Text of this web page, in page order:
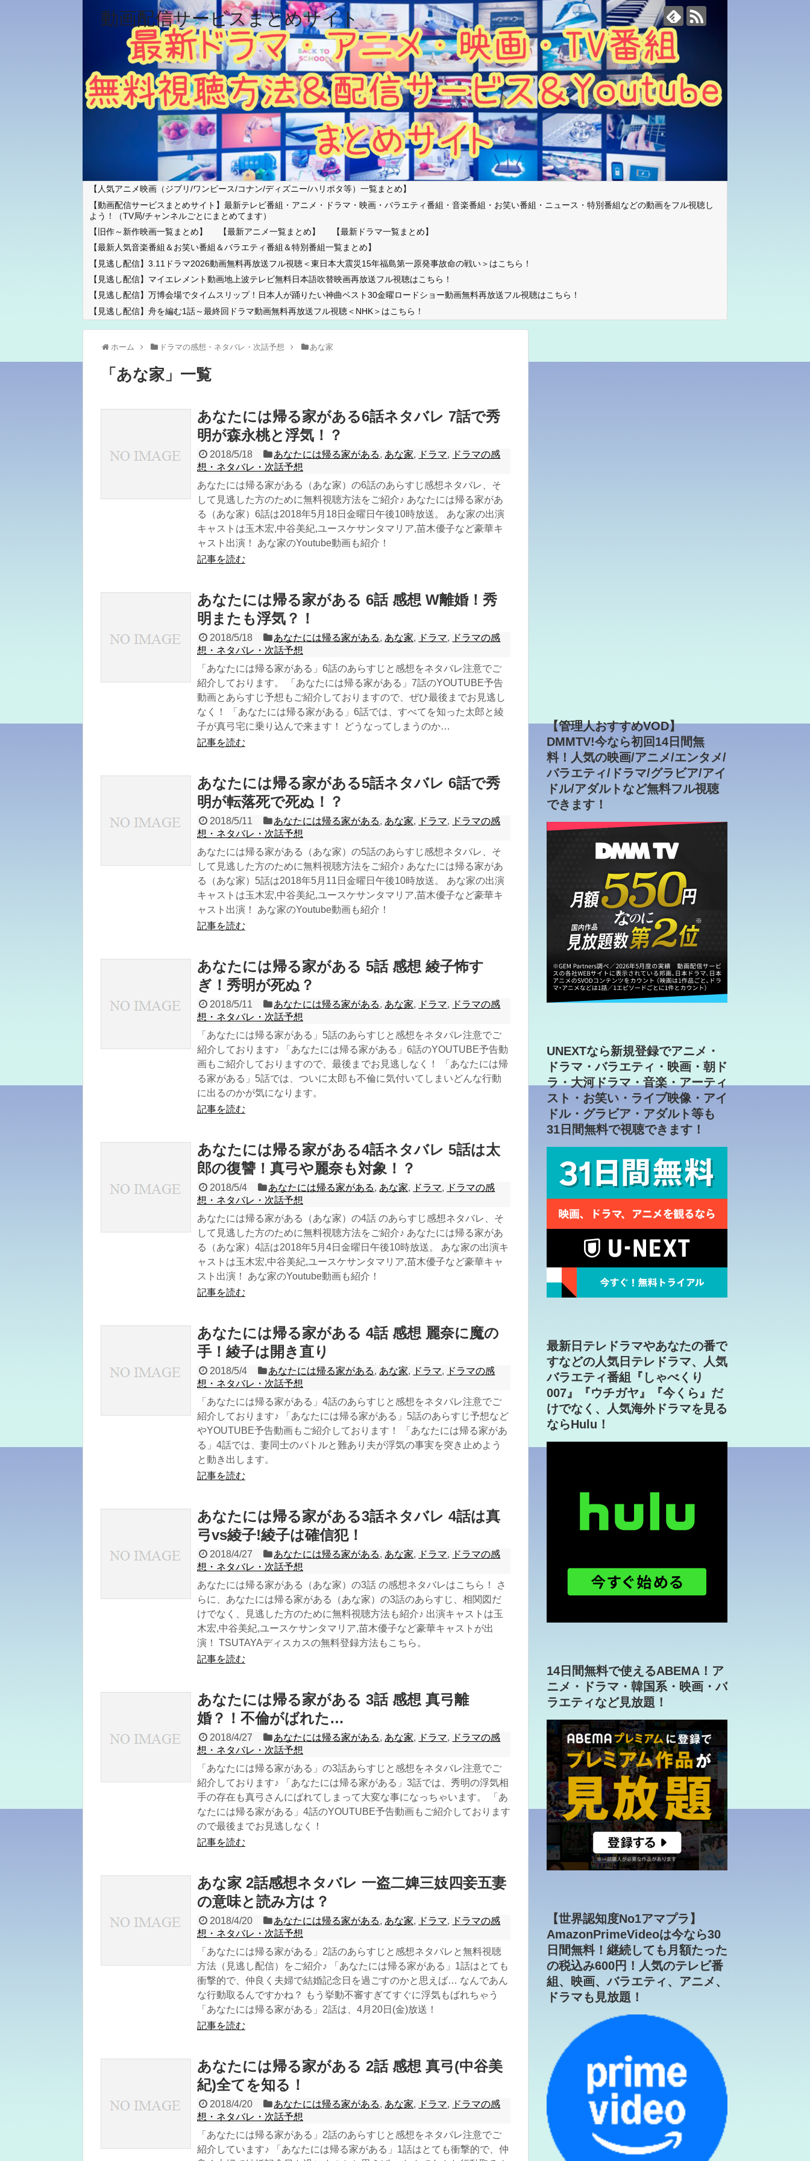
動画配信サービスまとめサイト
【人気アニメ映画（ジブリ/ワンピース/コナン/ディズニー/ハリポタ等）一覧まとめ】
【動画配信サービスまとめサイト】最新テレビ番組・アニメ・ドラマ・映画・バラエティ番組・音楽番組・お笑い番組・ニュース・特別番組などの動画をフル視聴し
よう！（TV局/チャンネルごとにまとめてます）
【旧作～新作映画一覧まとめ】
【最新アニメ一覧まとめ】
【最新ドラマ一覧まとめ】
【最新人気音楽番組＆お笑い番組＆バラエティ番組＆特別番組一覧まとめ】
【見逃し配信】3.11ドラマ2026動画無料再放送フル視聴＜東日本大震災15年福島第一原発事故命の戦い＞はこちら！
【見逃し配信】マイエレメント動画地上波テレビ無料日本語吹替映画再放送フル視聴はこちら！
【見逃し配信】万博会場でタイムスリップ！日本人が踊りたい神曲ベスト30金曜ロードショー動画無料再放送フル視聴はこちら！
【見逃し配信】舟を編む1話～最終回ドラマ動画無料再放送フル視聴＜NHK＞はこちら！
ホーム ドラマの感想・ネタバレ・次話予想 あな家
「 あな家」 一覧
あなたには帰る家がある6話ネタバレ 7話で秀
明が森永桃と浮気！？
2018/5/18 あなたには帰る家がある, あな家, ドラマ, ドラマの感
想・ネタバレ・次話予想
あなたには帰る家がある（あな家）の6話のあらすじ感想ネタバレ、そ
して見逃した方のために無料視聴方法をご紹介♪ あなたには帰る家があ
る（あな家）6話は2018年5月18日金曜日午後10時放送。 あな家の出演
キャストは玉木宏,中谷美紀,ユースケサンタマリア,苗木優子など豪華キ
ャスト出演！ あな家のYoutube動画も紹介！
記事を読む
あなたには帰る家がある 6話 感想 W離婚！秀
明またも浮気？！
2018/5/18 あなたには帰る家がある, あな家, ドラマ, ドラマの感
想・ネタバレ・次話予想
「あなたには帰る家がある」6話のあらすじと感想をネタバレ注意でご
紹介しております。 「あなたには帰る家がある」7話のYOUTUBE予告
動画とあらすじ予想もご紹介しておりますので、ぜひ最後までお見逃し
なく！ 「あなたには帰る家がある」6話では、すべてを知った太郎と綾
子が真弓宅に乗り込んで来ます！ どうなってしまうのか…
記事を読む
あなたには帰る家がある5話ネタバレ 6話で秀
明が転落死で死ぬ！？
2018/5/11 あなたには帰る家がある, あな家, ドラマ, ドラマの感
想・ネタバレ・次話予想
あなたには帰る家がある（あな家）の5話のあらすじ感想ネタバレ、そ
して見逃した方のために無料視聴方法をご紹介♪ あなたには帰る家があ
る（あな家）5話は2018年5月11日金曜日午後10時放送。 あな家の出演
キャストは玉木宏,中谷美紀,ユースケサンタマリア,苗木優子など豪華キ
ャスト出演！ あな家のYoutube動画も紹介！
記事を読む
あなたには帰る家がある 5話 感想 綾子怖す
ぎ！秀明が死ぬ？
2018/5/11 あなたには帰る家がある, あな家, ドラマ, ドラマの感
想・ネタバレ・次話予想
「あなたには帰る家がある」5話のあらすじと感想をネタバレ注意でご
紹介しております♪ 「あなたには帰る家がある」6話のYOUTUBE予告動
画もご紹介しておりますので、最後までお見逃しなく！ 「あなたには帰
る家がある」5話では、ついに太郎も不倫に気付いてしまいどんな行動
に出るのかが気になります。
記事を読む
あなたには帰る家がある4話ネタバレ 5話は太
郎の復讐！真弓や麗奈も対象！？
2018/5/4 あなたには帰る家がある, あな家, ドラマ, ドラマの感
想・ネタバレ・次話予想
あなたには帰る家がある（あな家）の4話 のあらすじ感想ネタバレ、そ
して見逃した方のために無料視聴方法をご紹介♪ あなたには帰る家があ
る（あな家）4話は2018年5月4日金曜日午後10時放送。 あな家の出演キ
ャストは玉木宏,中谷美紀,ユースケサンタマリア,苗木優子など豪華キャ
スト出演！ あな家のYoutube動画も紹介！
記事を読む
あなたには帰る家がある 4話 感想 麗奈に魔の
手！綾子は開き直り
2018/5/4 あなたには帰る家がある, あな家, ドラマ, ドラマの感
想・ネタバレ・次話予想
「あなたには帰る家がある」4話のあらすじと感想をネタバレ注意でご
紹介しております♪ 「あなたには帰る家がある」5話のあらすじ予想など
やYOUTUBE予告動画もご紹介しております！ 「あなたには帰る家があ
る」4話では、妻同士のバトルと難あり夫が浮気の事実を突き止めよう
と動き出します。
記事を読む
あなたには帰る家がある3話ネタバレ 4話は真
弓vs綾子!綾子は確信犯！
2018/4/27 あなたには帰る家がある, あな家, ドラマ, ドラマの感
想・ネタバレ・次話予想
あなたには帰る家がある（あな家）の3話 の感想ネタバレはこちら！ さ
らに、あなたには帰る家がある（あな家）の3話のあらすじ、相関図だ
けでなく、見逃した方のために無料視聴方法も紹介♪ 出演キャストは玉
木宏,中谷美紀,ユースケサンタマリア,苗木優子など豪華キャストが出
演！ TSUTAYAディスカスの無料登録方法もこちら。
記事を読む
あなたには帰る家がある 3話 感想 真弓離
婚？！不倫がばれた…
2018/4/27 あなたには帰る家がある, あな家, ドラマ, ドラマの感
想・ネタバレ・次話予想
「あなたには帰る家がある」の3話あらすじと感想をネタバレ注意でご
紹介しております♪ 「あなたには帰る家がある」3話では、秀明の浮気相
手の存在も真弓さんにばれてしまって大変な事になっちゃいます。 「あ
なたには帰る家がある」4話のYOUTUBE予告動画もご紹介しております
ので最後までお見逃しなく！
記事を読む
あな家 2話感想ネタバレ 一盗二婢三妓四妾五妻
の意味と読み方は？
2018/4/20 あなたには帰る家がある, あな家, ドラマ, ドラマの感
想・ネタバレ・次話予想
「あなたには帰る家がある」2話のあらすじと感想ネタバレと無料視聴
方法（見逃し配信）をご紹介♪ 「あなたには帰る家がある」1話はとても
衝撃的で、仲良く夫婦で結婚記念日を過ごすのかと思えば… なんであん
な行動取るんですかね？ もう挙動不審すぎてすぐに浮気もばれちゃう
「あなたには帰る家がある」2話は、4月20日(金)放送！
記事を読む
あなたには帰る家がある 2話 感想 真弓(中谷美
紀)全てを知る！
2018/4/20 あなたには帰る家がある, あな家, ドラマ, ドラマの感
想・ネタバレ・次話予想
「あなたには帰る家がある」2話のあらすじと感想をネタバレ注意でご
紹介しています♪ 「あなたには帰る家がある」1話はとても衝撃的で、仲
【管理人おすすめVOD】
DMMTV!今なら初回14日間無
料！人気の映画/アニメ/エンタメ/
バラエティ/ドラマ/グラビア/アイ
ドル/アダルトなど無料フル視聴
できます！
UNEXTなら新規登録でアニメ・
ドラマ・バラエティ・映画・朝ド
ラ・大河ドラマ・音楽・アーティ
スト・お笑い・ライブ映像・アイ
ドル・グラビア・アダルト等も
31日間無料で視聴できます！
最新日テレドラマやあなたの番で
すなどの人気日テレドラマ、人気
バラエティ番組『しゃべくり
007』『ウチガヤ』『今くら』だ
けでなく、人気海外ドラマを見る
ならHulu！
14日間無料で使えるABEMA！ア
ニメ・ドラマ・韓国系・映画・バ
ラエティなど見放題！
【世界認知度No1アマプラ】
AmazonPrimeVideoは今なら30
日間無料！継続しても月額たった
の税込み600円！人気のテレビ番
組、映画、バラエティ、アニメ、
ドラマも見放題！